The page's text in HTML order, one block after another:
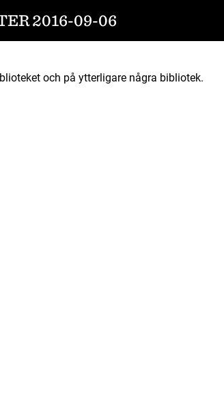
2016-09-06
och på ytterligare några bibliotek.